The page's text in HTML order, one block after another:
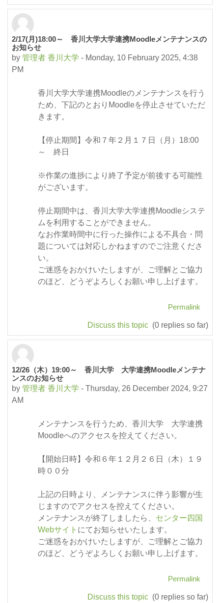
2/17(月)18:00～ 香川大学大学連携Moodleメンテナンスの
お知らせ
by 管理者 香川大学 - Monday, 10 February 2025, 4:38
PM
香川大学大学連携Moodleのメンテナンスを行う
ため、下記のとおりMoodleを停止させていただ
きます。
【停止期間】令和７年２月１７日（月）18:00
～ 終日
※作業の進捗により終了予定が前後する可能性
がございます。
停止期間中は、香川大学大学連携Moodleシステ
ムを利用することができません。
なお作業時間中に行った操作による不具合・問
題については対応しかねますのでご注意くださ
い。
ご迷惑をおかけいたしますが、ご理解とご協力
のほど、どうぞよろしくお願い申し上げます。
Permalink
Discuss this topic (0 replies so far)
12/26（木）19:00～ 香川大学 大学連携Moodleメンテナ
ンスのお知らせ
by 管理者 香川大学 - Thursday, 26 December 2024, 9:27
AM
メンテナンスを行うため、香川大学 大学連携
Moodleへのアクセスを控えてください。
【開始日時】令和６年１２月２６日（木）１９
時００分
上記の日時より、メンテナンスに伴う影響が生
じますのでアクセスを控えてください。
メンテナンスが終了しましたら、 センター四国
Webサイト にてお知らせいたします。
ご迷惑をおかけいたしますが、ご理解とご協力
のほど、どうぞよろしくお願い申し上げます。
Permalink
Discuss this topic (0 replies so far)